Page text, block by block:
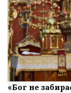
«Бог не